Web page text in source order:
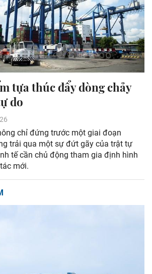
tựa thúc đẩy dòng chảy
do
chỉ đứng trước một giai đoạn
trải qua một sự đứt gãy của trật tự
tế cần chủ động tham gia định hình
mới.